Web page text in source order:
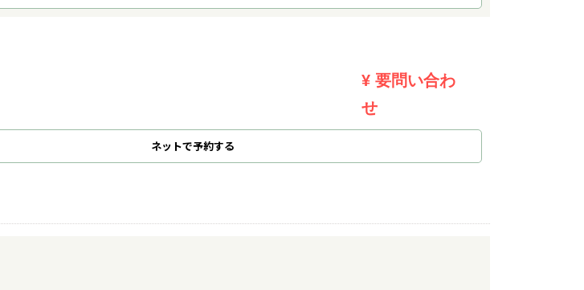
¥ 要問い合わ
せ
ネットで予約する